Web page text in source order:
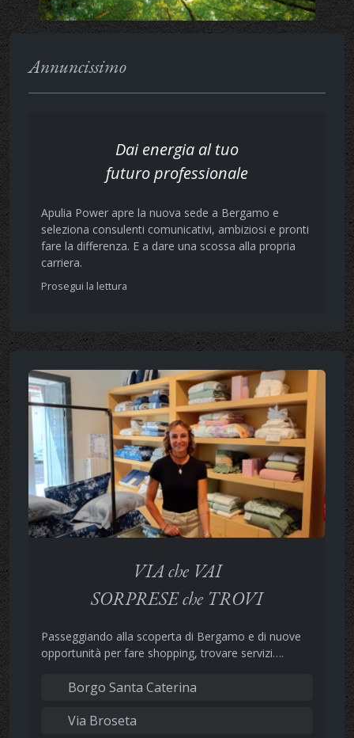
Annuncissimo
Dai energia al tuo
futuro professionale
Apulia Power apre la nuova sede a Bergamo e
seleziona consulenti comunicativi, ambiziosi e pronti
fare la differenza. E a dare una scossa alla propria
carriera.
Prosegui la lettura
VIA che VAI
SORPRESE che TROVI
Passeggiando alla scoperta di Bergamo e di nuove
opportunità per fare shopping, trovare servizi….
Borgo Santa Caterina
Via Broseta